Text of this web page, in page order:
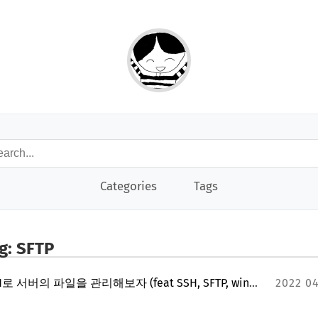
Categories Tags
SFTP
2022
SSH로 서버의 파일을 관리해보자 (feat SSH, SFTP, winSCP, SSHFS, networkdrive)